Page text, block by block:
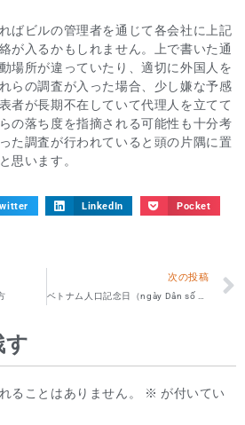
ばビルの管理者を通じて各会社に上記
が入るかもしれません。上で書いた通
場所が違っていたり、適切に外国人を
らの調査が入った場合、少し嫌な予感
者が長期不在していて代理人を立てて
の落ち度を指摘される可能性も十分考
た調査が行われていると頭の片隅に置
思います。
LinkedIn Pocket
次の投稿
す
ることはありません。 ※ が付いてい